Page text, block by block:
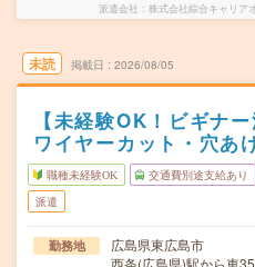
派遣会社 株式会社綜合キャリア
未読 掲載日 2026/08/05
【未経験OK！ビギナ
ワイヤーカット・穴あ
職種未経験OK 交通費別途支給あり
派遣
勤務地
広島県東広島市
西条(広島県)駅から車